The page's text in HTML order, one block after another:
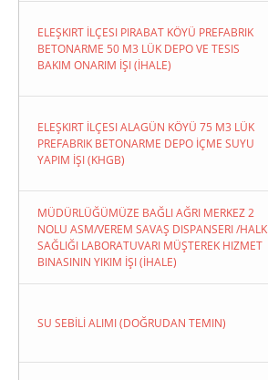
ELEŞKIRT İLÇESI PIRABAT KÖYÜ PREFABRIK
BETONARME 50 M3 LÜK DEPO VE TESIS
BAKIM ONARIM İŞI (İHALE)
ELEŞKIRT İLÇESI ALAGÜN KÖYÜ 75 M3 LÜK
PREFABRIK BETONARME DEPO İÇME SUYU
YAPIM İŞI (KHGB)
MÜDÜRLÜĞÜMÜZE BAĞLI AĞRI MERKEZ 2
NOLU ASM/VEREM SAVAŞ DISPANSERI /HALK
SAĞLIĞI LABORATUVARI MÜŞTEREK HIZMET
BINASININ YIKIM İŞI (İHALE)
SU SEBİLİ ALIMI (DOĞRUDAN TEMIN)